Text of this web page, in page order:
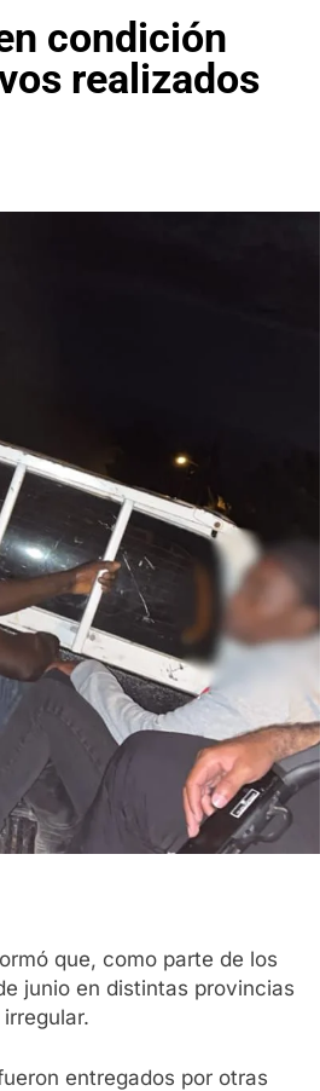
condición
realizados
que, como parte de los
junio en distintas provincias
entregados por otras